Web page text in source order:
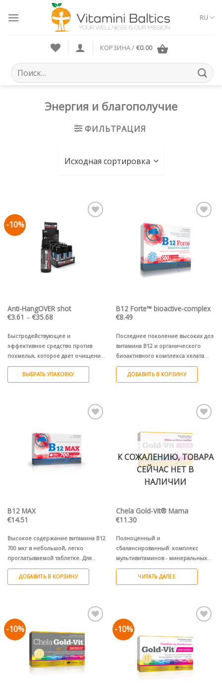
RU
КОРЗИНА / €0.00
Искать:
Энергия и благополучие
ФИЛЬТРАЦИЯ
-10%
Pievienot vēlmju
Anti-HangOVER shot
€3.61 – €35.68Диапазон
–
€35.68
Быстродействующее и
эффективное средство против
похмелья, которое дает очищение
на следующее утро. 1 флакон (60
ВЫБРАТЬ УПАКОВКУ
выбрать
Pievienot vēlmju
sarakstam
B12 Forte™ bioactive-complex
€8.49
Последнее поколение высоких доз
витамина B12 и органического
биоактивного комплекса хелата
кальция Albical® и железа
Ferrochel® в сочетании с
фолиевой кислотой, витаминами
ДОБАВИТЬ В КОРЗИНУ
sarakstam
B12 MAX
€14.51
Высокое содержание витамина B12
700 мкг в небольшой, легко
проглатываемой таблетке. Для
кроветворения, нормального
метаболизма гомоцистеина и
здоровой нервной системы.
ДОБАВИТЬ В КОРЗИНУ
sarakstam
К СОЖАЛЕНИЮ, ТОВАРА
СЕЙЧАС НЕТ В
НАЛИЧИИ
Chela Gold-Vit® Mama
€11.30
Полноценный и
сбалансированный комплекс
мультивитаминов - минеральных
хелатов аминокислот
обогощенный экстрактом
клюквы женщинам во время
Минеральные хелаты Albion® •
Органический хелат железа
FERROCHEL
ЧИТАТЬ ДАЛЕЕ
-10%
sarakstam
-10%
sarakstam